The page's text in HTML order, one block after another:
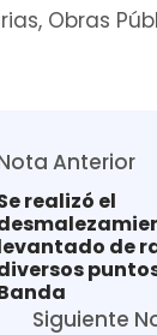
Obras
Anterior
realizó el
de
Siguiente